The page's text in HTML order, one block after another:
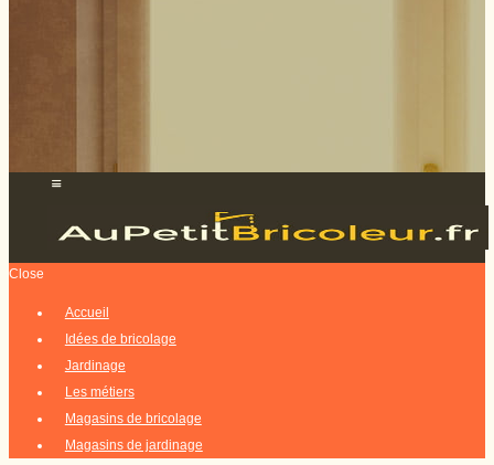
Close
Accueil
Idées de bricolage
Jardinage
Les métiers
Magasins de bricolage
Magasins de jardinage